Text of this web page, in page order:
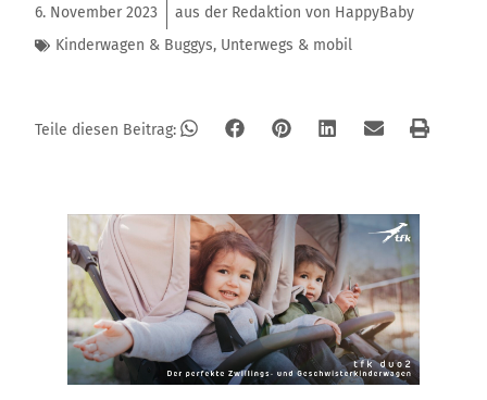
6. November 2023
aus der Redaktion von HappyBaby
Kinderwagen & Buggys, Unterwegs & mobil
Teile diesen Beitrag: